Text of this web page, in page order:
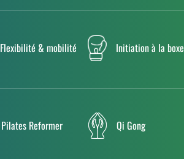
Flexibilité & mobilité Initiation à la boxe
Pilates Reformer Qi Gong